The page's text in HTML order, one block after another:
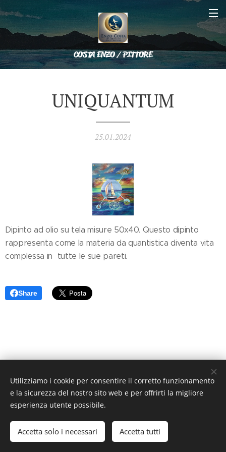
COSTA ENZO / PITTORE
UNIQUANTUM
25.01.2024
Dipinto ad olio su tela misure 50x40. Questo dipinto
rappresenta come la materia da quantistica diventa vita
complessa in tutte le sue pareti.
Share
© 2023 Costa Enzo Tutti i diritti riservati.
Cookies
Lingue
Italiano
English
Utilizziamo i cookie per consentire il corretto funzionamento
e la sicurezza del nostro sito web e per offrirti la migliore
esperienza utente possibile.
Accetta solo i necessari Accetta tutti